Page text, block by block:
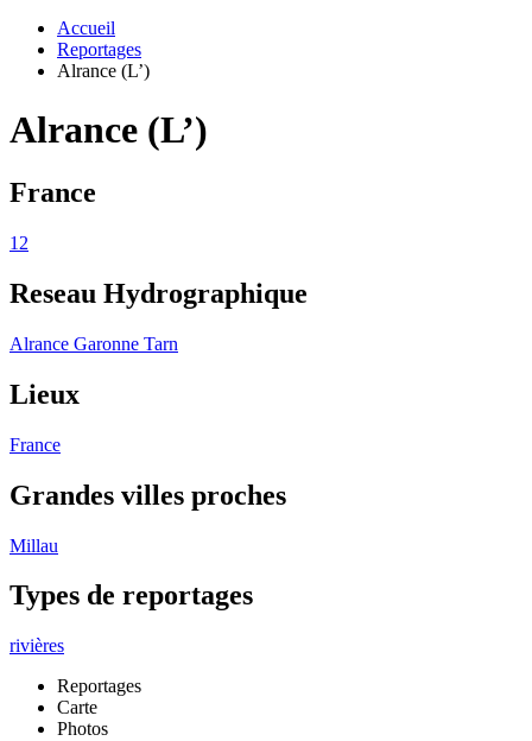
Accueil
Reportages
Alrance (L’)
Alrance (L’)
France
12
Reseau Hydrographique
Alrance Garonne Tarn
Lieux
France
Grandes villes proches
Millau
Types de reportages
rivières
Reportages
Carte
Photos